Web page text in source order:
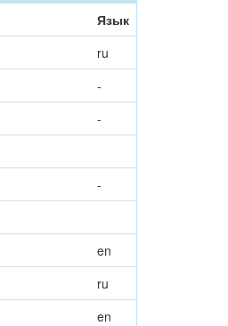
Язык
ru
-
-
-
en
ru
en